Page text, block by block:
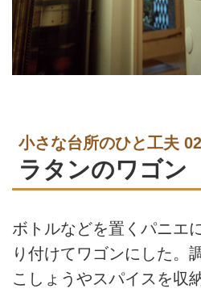
小さな台所のひと工夫 02
ラタンのワゴン
ボトルなどを置くパニエ
り付けてワゴンにした。
こしょうやスパイスを収納